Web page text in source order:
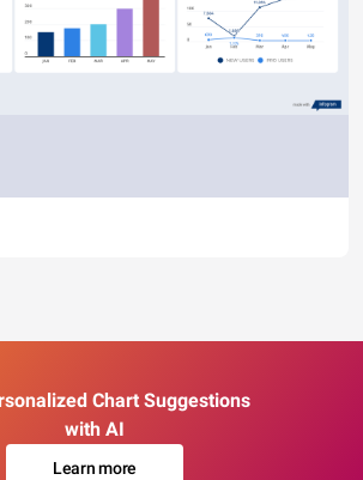
Chart Suggestions
with AI
Learn more